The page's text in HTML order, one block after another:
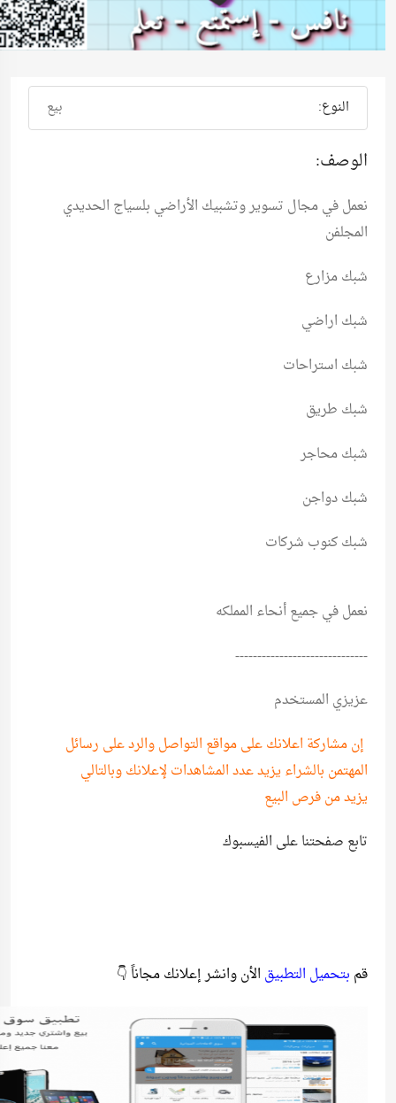
النوع: بيع
الوصف:
نعمل في مجال تسوير وتشبيك الأراضي بلسياج الحديدي
المجلفن
شبك مزارع
شبك اراضي
شبك استراحات
شبك طريق
شبك محاجر
شبك دواجن
شبك كنوب شركات
نعمل في جميع أنحاء المملكه
------------------------------
عزيزي المستخدم
إن مشاركة اعلانك على مواقع التواصل والرد على رسائل
المهتمن بالشراء يزيد عدد المشاهدات لإعلانك وبالتالي
يزيد من فرص البيع
تابع صفحتنا على الفيسبوك
قم بتحميل التطبيق الأن وانشر إعلانك مجاناً 👇